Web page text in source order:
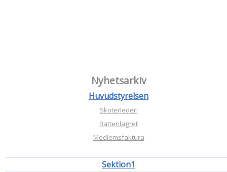
Nyhetsarkiv
Huvudstyrelsen
Skoterleder!
Batterilagret
Medlemsfaktura
Sektion1